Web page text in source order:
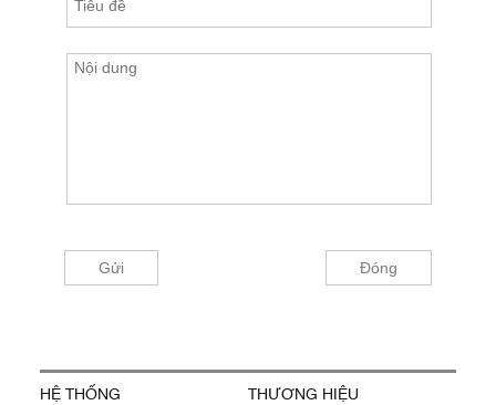
HỆ THỐNG THƯƠNG HIỆU